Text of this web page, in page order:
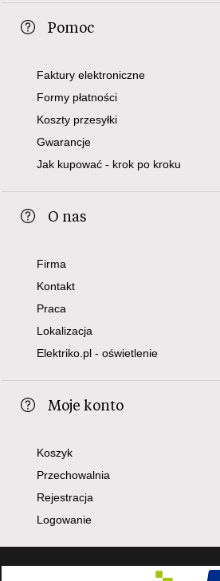
Pomoc
Faktury elektroniczne
Formy płatności
Koszty przesyłki
Gwarancje
Jak kupować - krok po kroku
O nas
Firma
Kontakt
Praca
Lokalizacja
Elektriko.pl - oświetlenie
Moje konto
Koszyk
Przechowalnia
Rejestracja
Logowanie